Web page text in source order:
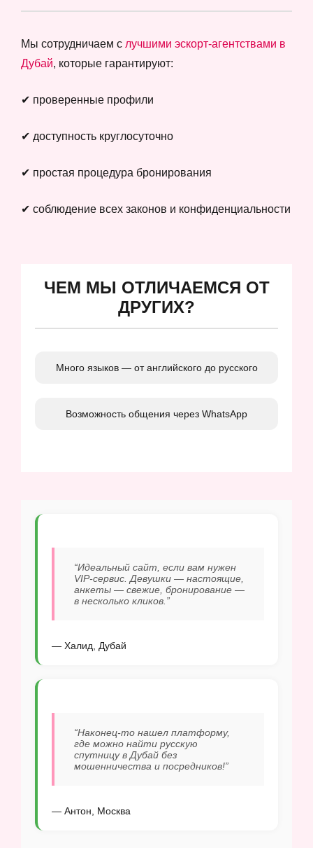
Мы сотрудничаем с лучшими эскорт-агентствами в
Дубай, которые гарантируют:
✔ проверенные профили
✔ доступность круглосуточно
✔ простая процедура бронирования
✔ соблюдение всех законов и конфиденциальности
ЧЕМ МЫ ОТЛИЧАЕМСЯ ОТ
ДРУГИХ?
Много языков — от английского до русского
Возможность общения через WhatsApp
“Идеальный сайт, если вам нужен
VIP-сервис. Девушки — настоящие,
анкеты — свежие, бронирование —
в несколько кликов.”
— Халид, Дубай
“Наконец-то нашел платформу,
где можно найти русскую
спутницу в Дубай без
мошенничества и посредников!”
— Антон, Москва